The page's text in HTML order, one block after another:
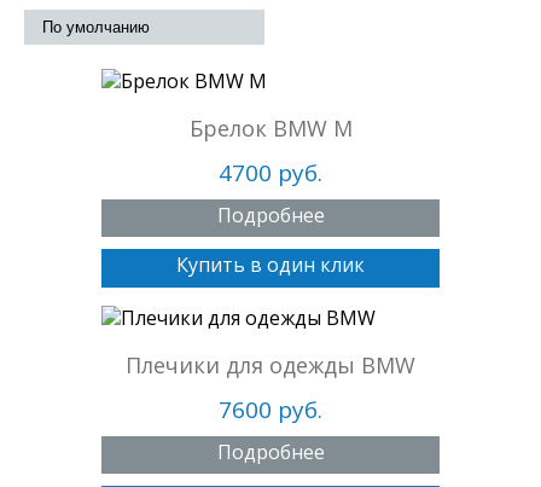
Брелок BMW M
4700 руб.
Подробнее
Купить в один клик
Плечики для одежды BMW
7600 руб.
Подробнее